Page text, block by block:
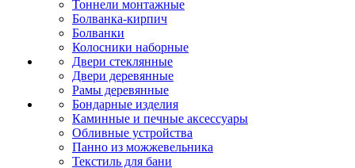
Тоннели монтажные
Болванка-кирпич
Болванки
Колосники наборные
Двери стеклянные
Двери деревянные
Рамы деревянные
Бондарные изделия
Каминные и печные аксессуары
Обливные устройства
Панно из можжевельника
Текстиль для бани